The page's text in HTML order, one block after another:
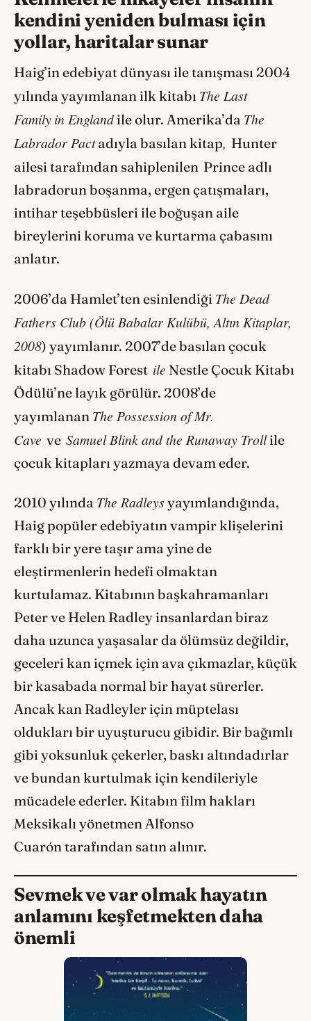
kendini yeniden bulması için
yollar, haritalar sunar
Haig’in edebiyat dünyası ile tanışması 2004
yılında yayımlanan ilk kitabı The Last
Familyin Englandile olur. Amerika’da The
Labrador Pactadıyla basılan kitap, Hunter
ailesi tarafından sahiplenilen Prince adlı
labradorun boşanma, ergen çatışmaları,
intihar teşebbüsleri ile boğuşan aile
bireylerini koruma ve kurtarma çabasını
anlatır.
2006’da Hamlet’ten esinlendiği The Dead
Fathers Club (Ölü Babalar Kulübü, Altın Kitaplar,
2008) yayımlanır. 2007’de basılan çocuk
kitabı Shadow Forest ile Nestle Çocuk Kitabı
Ödülü’ne layık görülür. 2008’de
yayımlanan The Possession of Mr.
Cave ve Samuel Blink and the Runaway Trollile
çocuk kitapları yazmaya devam eder.
2010 yılında The Radleys yayımlandığında,
Haig popüler edebiyatın vampir klişelerini
farklı bir yere taşır ama yine de
eleştirmenlerin hedefi olmaktan
kurtulamaz. Kitabının başkahramanları
Peter ve Helen Radley insanlardan biraz
daha uzunca yaşasalar da ölümsüz değildir,
geceleri kan içmek için ava çıkmazlar, küçük
bir kasabada normal bir hayat sürerler.
Ancak kan Radleyler için müptelası
oldukları bir uyuşturucu gibidir. Bir bağımlı
gibi yoksunluk çekerler, baskı altındadırlar
ve bundan kurtulmak için kendileriyle
mücadele ederler. Kitabın film hakları
Meksikalı yönetmen Alfonso
Cuarón tarafından satın alınır.
Sevmek ve var olmak hayatın
anlamını keşfetmekten daha
önemli